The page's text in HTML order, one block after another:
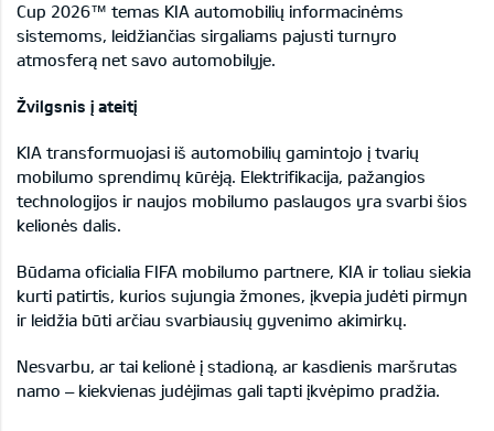
Cup 2026™ temas KIA automobilių informacinėms
sistemoms, leidžiančias sirgaliams pajusti turnyro
atmosferą net savo automobilyje.
Žvilgsnis į ateitį
KIA transformuojasi iš automobilių gamintojo į tvarių
mobilumo sprendimų kūrėją. Elektrifikacija, pažangios
technologijos ir naujos mobilumo paslaugos yra svarbi šios
kelionės dalis.
Būdama oficialia FIFA mobilumo partnere, KIA ir toliau siekia
kurti patirtis, kurios sujungia žmones, įkvepia judėti pirmyn
ir leidžia būti arčiau svarbiausių gyvenimo akimirkų.
Nesvarbu, ar tai kelionė į stadioną, ar kasdienis maršrutas
namo – kiekvienas judėjimas gali tapti įkvėpimo pradžia.